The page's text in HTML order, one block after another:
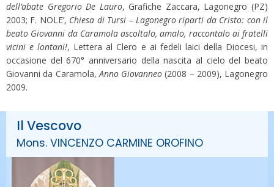
dell’abate Gregorio De Lauro, Grafiche Zaccara, Lagonegro (PZ)
2003; F. NOLE’, Chiesa di Tursi – Lagonegro riparti da Cristo: con il
beato Giovanni da Caramola ascoltalo, amalo, raccontalo ai fratelli
vicini e lontani!, Lettera al Clero e ai fedeli laici della Diocesi, in
occasione del 670° anniversario della nascita al cielo del beato
Giovanni da Caramola,Anno Giovanneo(2008 – 2009), Lagonegro
2009.
Il Vescovo
Mons. VINCENZO CARMINE OROFINO